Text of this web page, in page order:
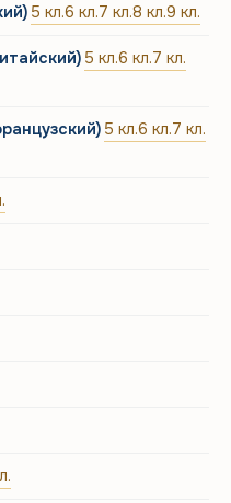
5 кл.6 кл.7 кл.8 кл.9 кл.
5 кл.6 кл.7 кл.
5 кл.6 кл.7 кл.